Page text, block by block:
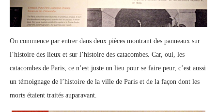
On commence par entrer dans deux pièces montrant des panneaux sur
l’histoire des lieux et sur l’histoire des catacombes. Car, oui, les
catacombes de Paris, ce n’est juste un lieu pour se faire peur, c’est aussi
un témoignage de l’histoire de la ville de Paris et de la façon dont les
morts étaient traités auparavant.